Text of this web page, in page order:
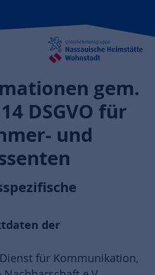
gem.
DSGVO für
und
der
für Kommunikation,